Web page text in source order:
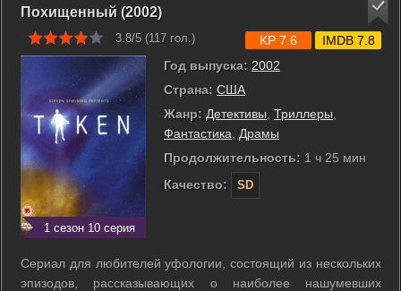
Похищенный (2002)
3.8/5 (117 гол.)
1 сезон 10 серия
Год выпуска: 2002
Страна: США
Жанр: Детективы Триллеры
Фантастика
Драмы
Продолжительность: 1 ч 25 мин
Качество:
SD
KP 7.6 IMDB 7.8
Сериал для любителей уфологии, состоящий из нескольких
эпизодов, рассказывающих о наиболее нашумевших